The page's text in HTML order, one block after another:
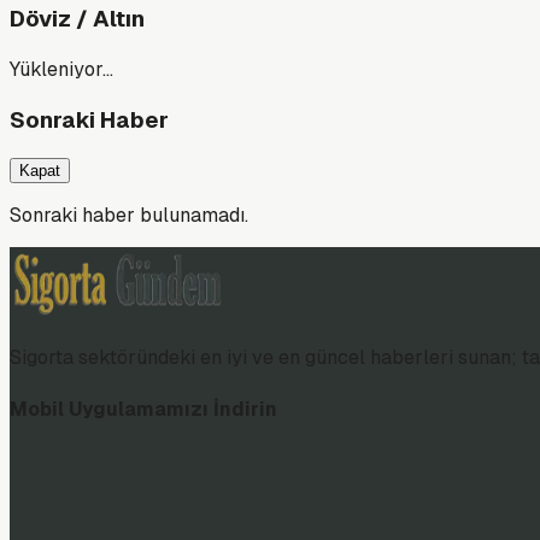
Döviz / Altın
Yükleniyor…
Sonraki Haber
Kapat
Sonraki haber bulunamadı.